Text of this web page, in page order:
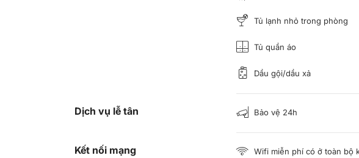
Tủ lạnh nhỏ trong phòng
Tủ quần áo
Dầu gội/dầu xả
Dịch vụ lễ tân Bảo vệ 24h
Kết nối mạng Wifi miễn phí có ở toàn bộ